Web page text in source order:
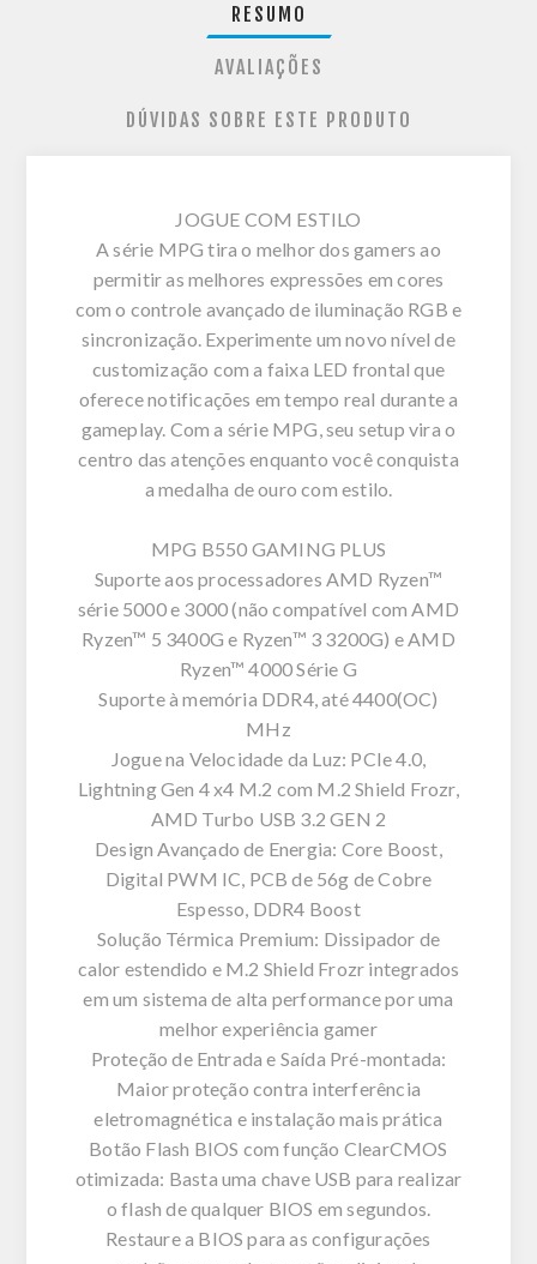
RESUMO
AVALIAÇÕES
DÚVIDAS SOBRE ESTE PRODUTO
JOGUE COM ESTILO
A série MPG tira o melhor dos gamers ao
permitir as melhores expressões em cores
com o controle avançado de iluminação RGB e
sincronização. Experimente um novo nível de
customização com a faixa LED frontal que
oferece notificações em tempo real durante a
gameplay. Com a série MPG, seu setup vira o
centro das atenções enquanto você conquista
a medalha de ouro com estilo.
MPG B550 GAMING PLUS
Suporte aos processadores AMD Ryzen™
série 5000 e 3000 (não compatível com AMD
Ryzen™ 5 3400G e Ryzen™ 3 3200G) e AMD
Ryzen™ 4000 Série G
Suporte à memória DDR4, até 4400(OC)
MHz
Jogue na Velocidade da Luz: PCIe 4.0,
Lightning Gen 4 x4 M.2 com M.2 Shield Frozr,
AMD Turbo USB 3.2 GEN 2
Design Avançado de Energia: Core Boost,
Digital PWM IC, PCB de 56g de Cobre
Espesso, DDR4 Boost
Solução Térmica Premium: Dissipador de
calor estendido e M.2 Shield Frozr integrados
em um sistema de alta performance por uma
melhor experiência gamer
Proteção de Entrada e Saída Pré-montada:
Maior proteção contra interferência
eletromagnética e instalação mais prática
Botão Flash BIOS com função ClearCMOS
otimizada: Basta uma chave USB para realizar
o flash de qualquer BIOS em segundos.
Restaure a BIOS para as configurações